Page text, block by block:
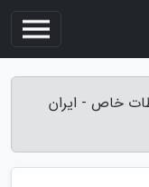
خاص - ایران